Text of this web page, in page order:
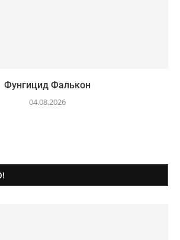
Фунгицид Фалькон
04.08.2026